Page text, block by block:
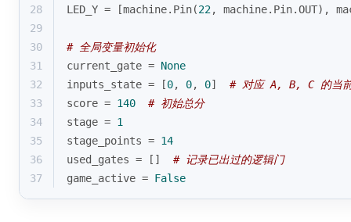
28
LED_Y = [machine.Pin(22, machine.Pin.OUT),
29
30
# 全局变量初始化
31
current_gate = None
32
inputs_state = [0, 0, 0] # 对应 A, B, C 的当
33
score = 140
# 初始总分
34
stage = 1
35
stage_points = 14
36
used_gates = [] # 记录已出过的逻辑门
37
game_active = False